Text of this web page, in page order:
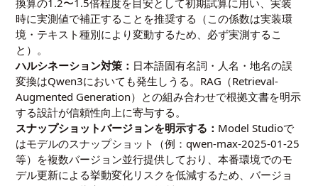
時に実測値で補正することを推奨する（この係数は実装環
境・テキスト種別により変動するため、必ず実測するこ
と）。
ハルシネーション対策： 日本語固有名詞・人名・地名の誤
変換はQwen3においても発生しうる。RAG（Retrieval-
Augmented Generation）との組み合わせで根拠文書を明示
する設計が信頼性向上に寄与する。
スナップショットバージョンを明示する： Model Studioで
はモデルのスナップショット（例：qwen-max-2025-01-25
等）を複数バージョン並行提供しており、本番環境でのモ
デル更新による挙動変化リスクを低減するため、バージョ